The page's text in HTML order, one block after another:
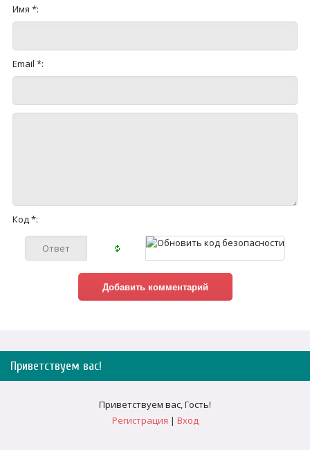
Имя *:
Email *:
Код *:
Приветствуем вас!
Приветствуем вас,Гость!
Регистрация | Вход